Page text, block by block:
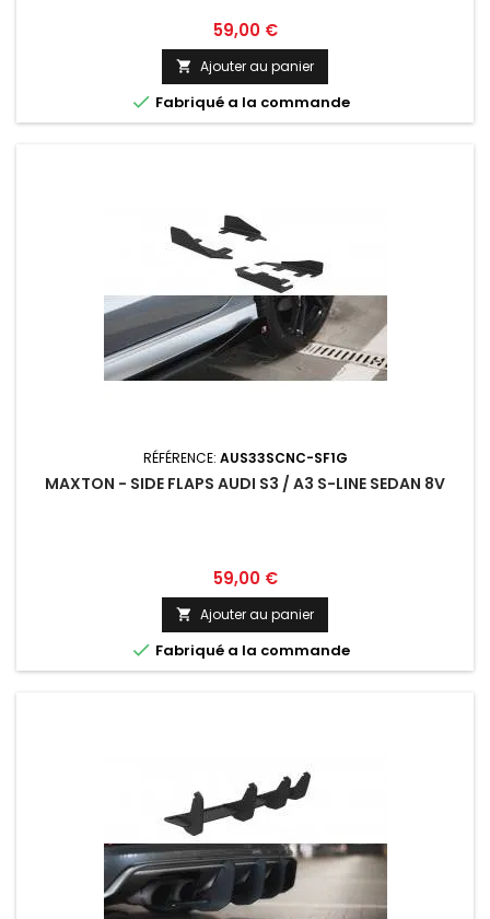
Prix
59,00 €
 Ajouter au panier
 Fabriqué a la commande
RÉFÉRENCE: AUS33SCNC-SF1G
MAXTON - SIDE FLAPS AUDI S3 / A3 S-LINE SEDAN 8V
Prix
59,00 €
 Ajouter au panier
 Fabriqué a la commande